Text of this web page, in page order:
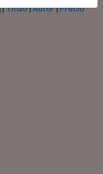
|Título|Autor|Precio